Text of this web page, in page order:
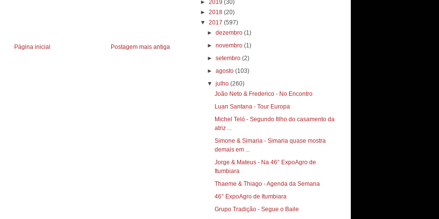
Postagem mais antiga
Página inicial
► 2019 (30)
► 2018 (20)
▼ 2017 (597)
►dezembro(1)
►novembro(1)
►setembro(2)
►agosto(103)
▼julho(260)
João Neto & Frederico - No Encontro
Luan Santana - Tour Europa
Michel Teló - Segundo filho do casamento da
atriz ...
Simone & Simaria - Simaria quase mostra
demais em ...
Jorge & Mateus - Na 46° ExpoAgro de
Itumbiara
Thaeme & Thiago - Agenda da Semana
46° ExpoAgro de Itumbiara
Grupo Tradição - Segue o Baile